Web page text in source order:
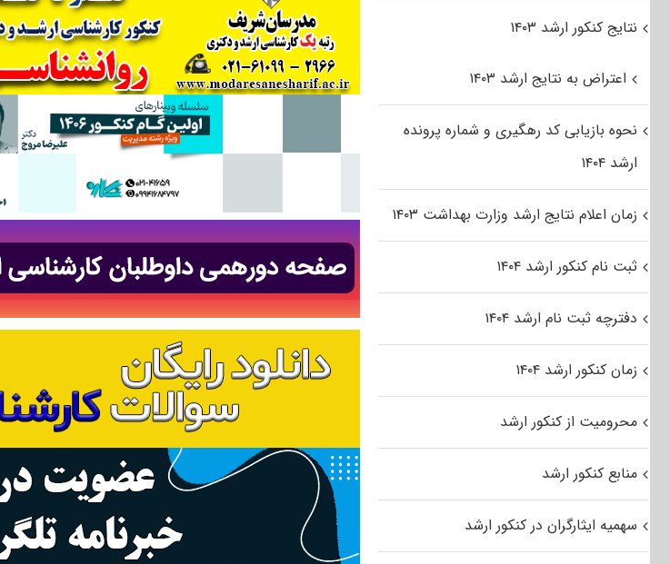
نتایج کنکور ارشد ۱۴۰۳
اعتراض به نتایج ارشد ۱۴۰۳
نحوه بازیابی کد رهگیری و شماره پرونده
ارشد ۱۴۰۴
زمان اعلام نتایج ارشد وزارت بهداشت ۱۴۰۳
ثبت نام کنکور ارشد ۱۴۰۴
دفترچه ثبت نام ارشد ۱۴۰۴
زمان کنکور ارشد ۱۴۰۴
محرومیت از کنکور ارشد
منابع کنکور ارشد
سهمیه ایثارگران در کنکور ارشد